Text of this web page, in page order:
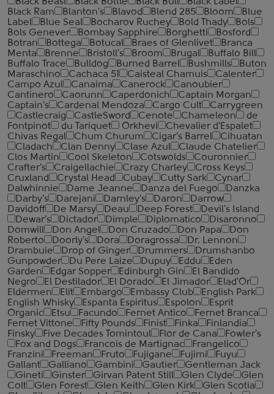
Black Ram
Blanton's Blavod Blend 285 Bloom
Blue
Label
Blue Seal Bocharov Ruchey Bold Thady
Bols
Bols Genever
Bombay Sapphire Borghetti
Bosford
Botran
Bottega Botucal Braes of Glenlivet
Branca
Menta
Brenne Bristoll's Broom Brugal
Buffalo Bill
Buffalo Trace
Bulldog Burned Barrel Bushmills
Buton
Maraschino
Cachaca 51 Caisteal Chamuis
Calenter
Campo Azul
Canaima Canerock
Canoubier
Cantinero
Caorunn Caperdonich
Captain Morgan
Captain's
Cardenal Mendoza Cargo Cult
Carrygreen
Castlecraig
CastleSword Cenote Chameleon
de
Fontpinot
du Tariquet Orkhevi
Chevalier d'Espalet
Chivas Regal
Chum Churum Cigar's Barrel
Cihuatan
Cladach
Clan Denny Clase Azul
Claude Chatelier
Clos Martin
Cool Skeleton Cotswolds
Couronnier
Crafter's
Craigellachie Crazy Charley
Cross Keys
Cruxland
Crystal Head Cubay Cutty Sark
Cynar
Dalwhinnie
Dame Jeanne Danza del Fuego
Danzka
Darby's
Darejani Darnley's Daron
Darrow
Davidoff
De Marsy Deau Deep Forest
Devil's Island
Dewar's
Dictador Dimple Diplomatico
Disaronno
Domwill
Don Angel Don Cruzado Don Papa
Don
Roberto
Doorly's Dora Doragrossa
Dr. Lennon
Drambuie
Drop of Ginger Drummers
Drumshanbo
Gunpowder
Du Pere Laize Dupuy Eddu
Eden
Garden
Edgar Sopper Edinburgh Gin
El Bandido
Negro
El Destilador El Dorado El Jimador
Elad'Or
Eldermen
Elit Embargo Embassy Club
English Park
English Whisky
Espanta Espiritus Espolon
Esprit
Organic
Etsu Facundo Fernet Antico
Fernet Branca
Fernet Vittone
Fifty Pounds Finist Finka
Finlandia
Finsky
Five Decades Tomintoul Flor de Cana
Fowler's
Fox and Dogs
Francois de Martignac
Frangelico
Franzini
Freeman Fruto Fujigane Fujimi
Fuyu
Gallant
Galliano Gambini Gautier
Gentleman Jack
Gineti
Ginster Girvan Patent Still Glen Clyde
Glen
Colt
Glen Forest Glen Keith Glen Kirk
Glen Scotia